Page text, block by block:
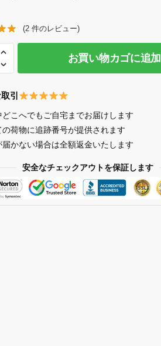
(2 件のレビュー)
お買い物カゴに追加
引
どこへでもご自宅までお届けします
の荷物に追跡番号が提供されます
届かない場合は全額返金いたします
安全なチェックアウトを保証します